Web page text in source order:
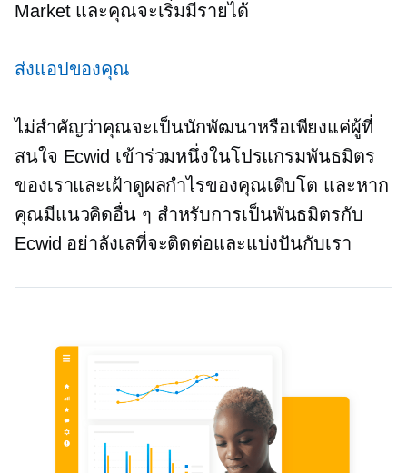
Market และคุณจะเริ่มมีรายได้
ส่งแอปของคุณ
ไม่สำคัญว่าคุณจะเป็นนักพัฒนาหรือเพียงแค่ผู้ที่
สนใจ Ecwid เข้าร่วมหนึ่งในโปรแกรมพันธมิตร
ของเราและเฝ้าดูผลกำไรของคุณเติบโต และหาก
คุณมีแนวคิดอื่น ๆ สำหรับการเป็นพันธมิตรกับ
Ecwid อย่าลังเลที่จะติดต่อและแบ่งปันกับเรา